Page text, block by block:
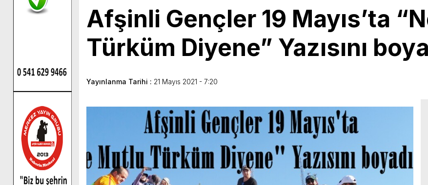
Afşinli Gençler 19 Mayıs’ta
Türküm Diyene” Yazısını
Yayınlanma Tarihi : 21 Mayıs 2021 - 7:20